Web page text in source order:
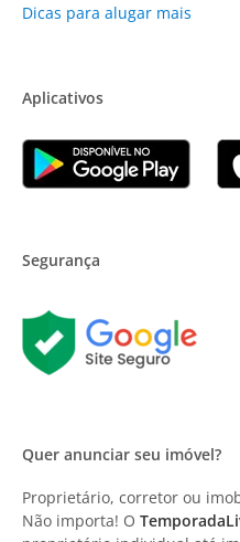
Dicas para alugar mais
Aplicativos
Segurança
Quer anunciar seu imóvel?
Proprietário, corretor ou
Não importa! O